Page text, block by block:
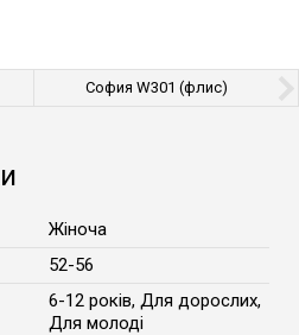
София W301 (флис)
Жіноча
52-56
6-12 років, Для дорослих,
Для молоді